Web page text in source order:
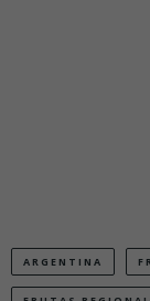
ARGENTINA